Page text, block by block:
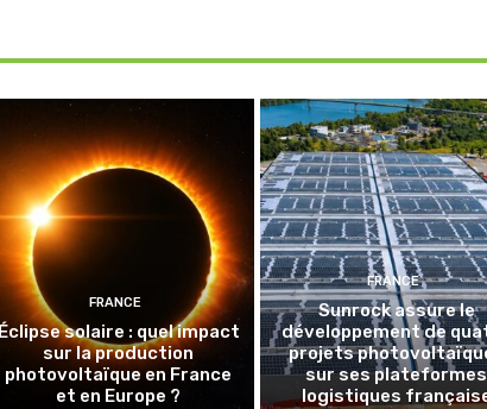
FRANCE
Éclipse solaire : quel impact
sur la production
photovoltaïque en France
et en Europe ?
FRANCE
Sunrock assure le
développement de
projets
sur ses plateformes
logistiques